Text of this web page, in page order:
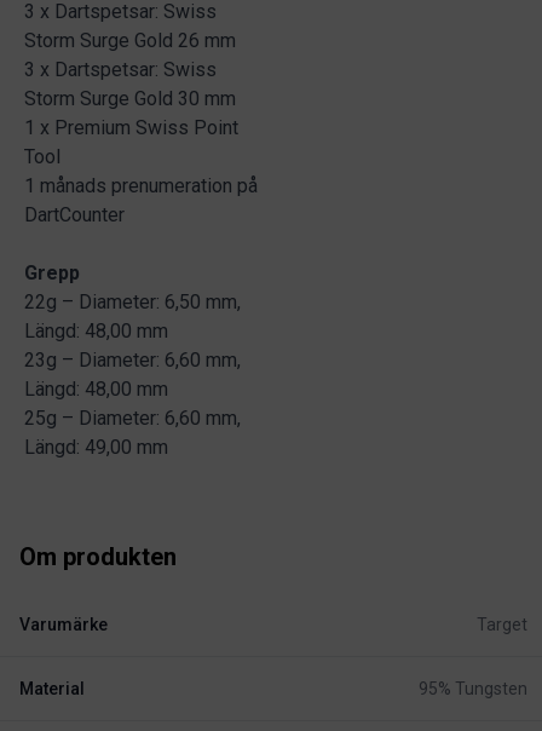
3 x Dartspetsar: Swiss
Storm Surge Gold 26 mm
3 x Dartspetsar: Swiss
Storm Surge Gold 30 mm
1 x Premium Swiss Point
Tool
1 månads prenumeration på
DartCounter
Grepp
22g – Diameter: 6,50 mm,
Längd: 48,00 mm
23g – Diameter: 6,60 mm,
Längd: 48,00 mm
25g – Diameter: 6,60 mm,
Längd: 49,00 mm
Om produkten
Varumärke Target
Material 95% Tungsten